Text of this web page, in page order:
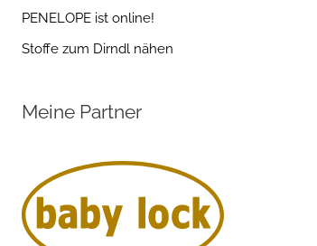
PENELOPE ist online!
Stoffe zum Dirndl nähen
Meine Partner